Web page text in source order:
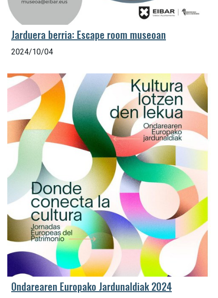
Jarduera berria: Escape room museoan
2024/10/04
Ondarearen Europako Jardunaldiak 2024